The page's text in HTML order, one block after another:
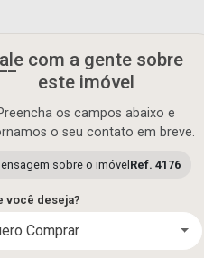
com a gente sobre
este imóvel
os campos abaixo e
o seu contato em breve.
sobre o imóvel Ref. 4176
você deseja?
Comprar